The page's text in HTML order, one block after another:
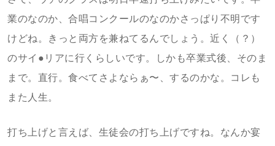
業のなのか、合唱コンクールのなのかさっぱり不明です
けどね。きっと両方を兼ねてるんでしょう。近く（？）
のサイ●リアに行くらしいです。しかも卒業式後、そのま
まで。直行。食べてさよならぁ〜、するのかな。コレも
また人生。
打ち上げと言えば、生徒会の打ち上げですね。なんか宴